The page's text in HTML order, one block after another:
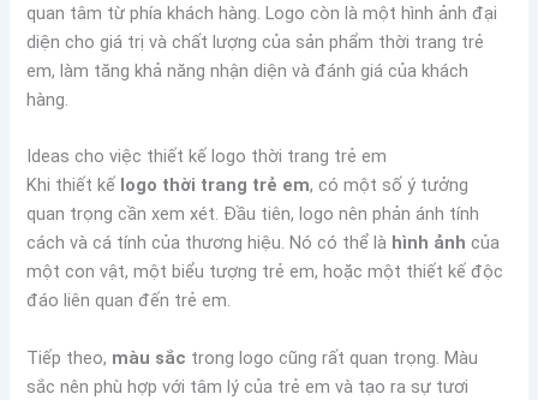
quan tâm từ phía khách hàng. Logo còn là một hình ảnh đại
diện cho giá trị và chất lượng của sản phẩm thời trang trẻ
em, làm tăng khả năng nhận diện và đánh giá của khách
hàng.
Ideas cho việc thiết kế logo thời trang trẻ em
Khi thiết kế logo thời trang trẻ em, có một số ý tưởng
quan trọng cần xem xét. Đầu tiên, logo nên phản ánh tính
cách và cá tính của thương hiệu. Nó có thể là hình ảnh của
một con vật, một biểu tượng trẻ em, hoặc một thiết kế độc
đáo liên quan đến trẻ em.
Tiếp theo, màu sắc trong logo cũng rất quan trọng. Màu
sắc nên phù hợp với tâm lý của trẻ em và tạo ra sự tươi